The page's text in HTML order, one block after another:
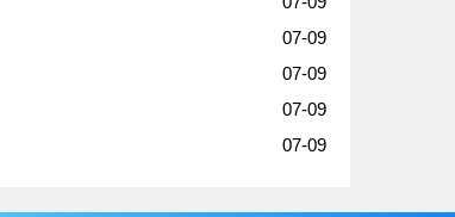
07-09
07-09
07-09
07-09